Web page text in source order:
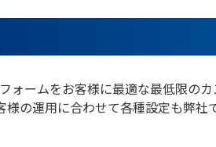
ォームをお客様に最適な最低限の
様の運用に合わせて各種設定も弊社